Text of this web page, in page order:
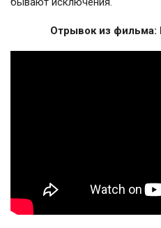
Отрывок из